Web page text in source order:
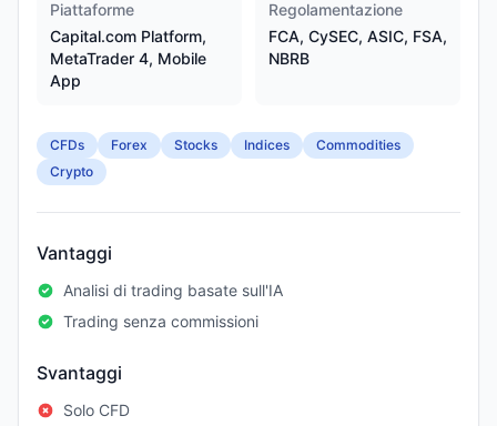
Piattaforme
Capital.com Platform,
MetaTrader 4, Mobile
App
Regolamentazione
FCA, CySEC, ASIC, FSA,
NBRB
CFDs Forex Stocks Indices
Commodities
Crypto
Vantaggi
Analisi di trading basate sull'IA
Trading senza commissioni
Svantaggi
Solo CFD